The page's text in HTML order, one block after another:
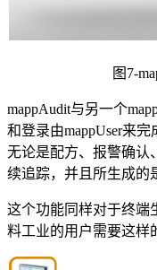
图7-
mappAudit与另一个
和登录由mappUser来完
无论是配方、报警确认
续追踪，并且所生成的
这个功能同样对于终端
料工业的用户需要这样